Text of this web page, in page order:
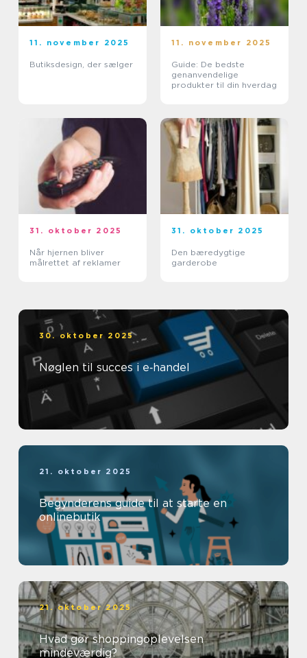
11. november 2025
Butiksdesign, der sælger
11. november 2025
Guide: De bedste
genanvendelige
produkter til din hverdag
31. oktober 2025
Når hjernen bliver
målrettet af reklamer
31. oktober 2025
Den bæredygtige
garderobe
30. oktober 2025
Nøglen til succes i e‑handel
21. oktober 2025
Begynderens guide til at starte en
onlinebutik
21. oktober 2025
Hvad gør shoppingoplevelsen
mindeværdig?